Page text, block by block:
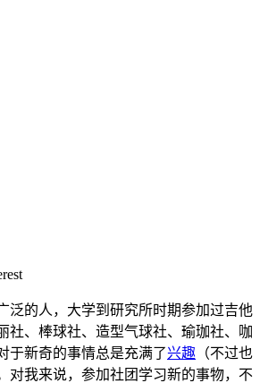
泛的人，大学到研究所时期参加过吉他
社、棒球社、造型气球社、瑜珈社、咖
于新奇的事情总是充满了兴趣 （不过也
对我来说，参加社团学习新的事物，不